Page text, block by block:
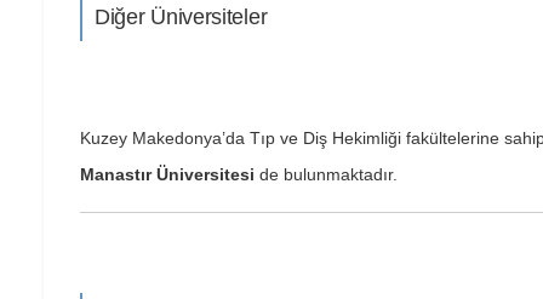
Diğer Üniversiteler
Kuzey Makedonya’da Tıp ve Diş Hekimliği fakültelerine
Manastır Üniversitesi de bulunmaktadır.